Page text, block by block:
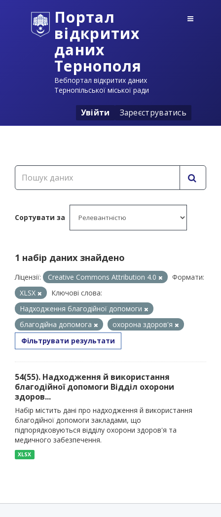
Портал
відкритих
даних
Тернополя
Вебпортал відкритих даних
Тернопільської міської ради
Увійти Зареєструватись
Сортувати за
1 набір даних знайдено
Ліцензії: Creative Commons Attribution 4.0
Формати:
XLSX
Ключові слова:
Надходження благодійної допомоги
благодійна допомога
охорона здоров'я
Фільтрувати результати
54(55). Надходження й використання
благодійної допомоги Відділ охорони
здоров...
Набір містить дані про надходження й використання
благодійної допомоги закладами, що
підпорядковуються відділу охорони здоров'я та
медичного забезпечення.
XLSX